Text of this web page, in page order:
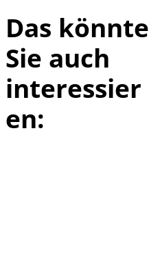
Das könnte
Sie auch
interessier
en: